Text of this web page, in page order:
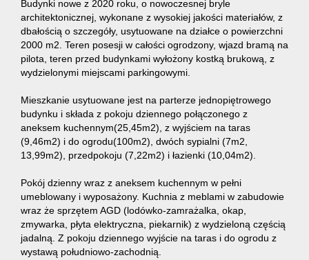
Budynki nowe z 2020 roku, o nowoczesnej bryle
architektonicznej, wykonane z wysokiej jakości materiałów, z
dbałością o szczegóły, usytuowane na działce o powierzchni
2000 m2. Teren posesji w całości ogrodzony, wjazd bramą na
pilota, teren przed budynkami wyłożony kostką brukową, z
wydzielonymi miejscami parkingowymi.
Mieszkanie usytuowane jest na parterze jednopiętrowego
budynku i składa z pokoju dziennego połączonego z
aneksem kuchennym(25,45m2), z wyjściem na taras
(9,46m2) i do ogrodu(100m2), dwóch sypialni (7m2,
13,99m2), przedpokoju (7,22m2) i łazienki (10,04m2).
Pokój dzienny wraz z aneksem kuchennym w pełni
umeblowany i wyposażony. Kuchnia z meblami w zabudowie
wraz że sprzętem AGD (lodówko-zamrażalka, okap,
zmywarka, płyta elektryczna, piekarnik) z wydzieloną częścią
jadalną. Z pokoju dziennego wyjście na taras i do ogrodu z
wystawą południowo-zachodnią.